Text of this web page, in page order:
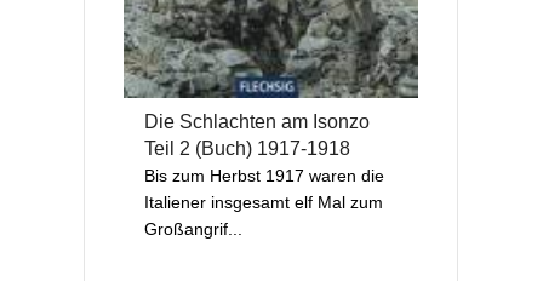
Die Schlachten am Isonzo
Teil 2 (Buch) 1917-1918
Bis zum Herbst 1917 waren die
Italiener insgesamt elf Mal zum
Großangrif...